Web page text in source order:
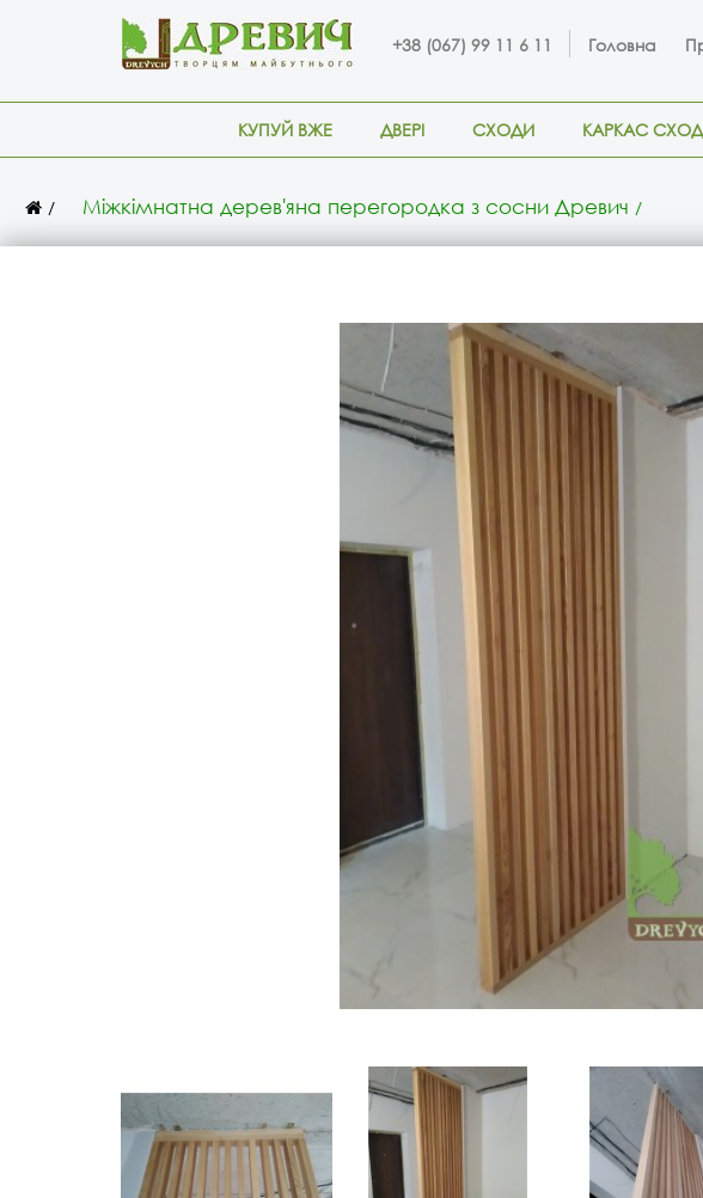
+38 (067) 99 11 6 11 Головна
КУПУЙ ВЖЕ ДВЕРІ СХОДИ КАРКАС
Міжкімнатна дерев'яна перегородка з сосни Древич